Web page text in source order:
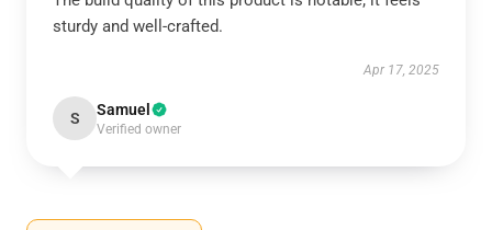
sturdy and well-crafted.
Apr 17, 2025
S Samuel
Verified owner